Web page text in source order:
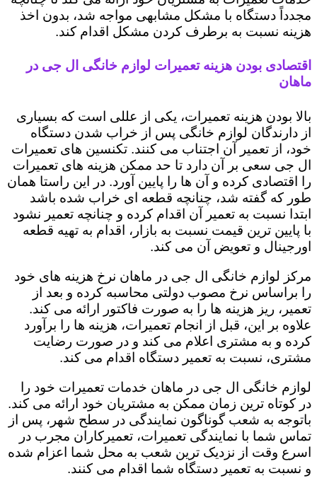
مجدداً دستگاه با مشکل مشابهی مواجه شد، بدون اخذ
هزینه نسبت به برطرف کردن مشکل اقدام کند.
اقتصادی بودن هزینه تعمیرات لوازم خانگی ال جی در
ماهان
بالا بودن هزینه تعمیرات، یکی از عللی است که بسیاری
از دارندگان لوازم خانگی پس از خراب شدن دستگاه
خود، از تعمیر آن اجتناب می کنند. تکنسین های تعمیرات
ال جی سعی بر آن دارد تا حد ممکن هزینه های تعمیرات
را اقتصادی کرده و آن ها را پایین آورد. در این راستا همان
طور که گفته شد، چنانچه قطعه ای خراب شده باشد
ابتدا نسبت به تعمیر آن اقدام کرده و چنانچه تعمیر نشود
با پایین ترین قیمت نسبت به بازار، اقدام به تهیه قطعه
اورجینال و تعویض آن می کند.
مرکز لوازم خانگی ال جی در ماهان نرخ هزینه های خود
را براساس نرخ مصوب دولتی محاسبه کرده و بعد از
تعمیر، ریز هزینه ها را به صورت فاکتور ارائه می کند.
علاوه بر این، قبل از انجام تعمیرات، هزینه ها را برآورد
کرده و به مشتری اعلام می کند و در صورت رضایت
مشتری، نسبت به تعمیر دستگاه اقدام می کند.
لوازم خانگی ال جی در ماهان خدمات تعمیرات خود را
در کوتاه ترین زمان ممکن به مشتریان خود ارائه می کند.
باتوجه به شعب گوناگون نمایندگی در سطح شهر، پس از
تماس شما با نمایندگی تعمیرات، تعمیرکاران مجرب در
اسرع وقت از نزدیک ترین شعب به محل شما اعزام شده
و نسبت به تعمیر دستگاه شما اقدام می کنند.